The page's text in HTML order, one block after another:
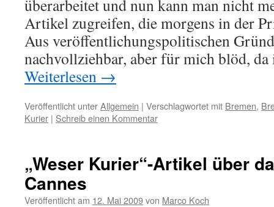
überarbeitet und nun kann man nicht
Artikel zugreifen, die morgens in der
Aus veröffentlichungspolitischen
nachvollziehbar, aber für mich blöd,
Weiterlesen →
Veröffentlicht unterAllgemein | Verschlagwortet mit Bremen,
Kurier | Schreib einen Kommentar
„Weser Kurier“-Artikel über
Cannes
Veröffentlicht am 12. Mai 2009von Marco Koch